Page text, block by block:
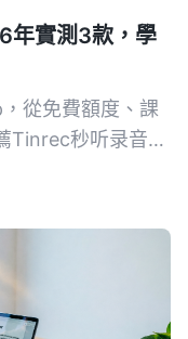
年實測3款，學
從免費額度、課
Tinrec秒听录音，